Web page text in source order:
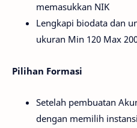
memasukkan NIK
Lengkapi biodata dan
ukuran Min 120 Max
Pilihan Formasi
Setelah pembuatan
dengan memilih